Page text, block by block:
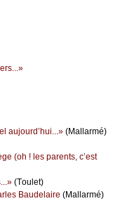
аuјоurd’hui...» (Μаllаrmé)
(оh ! lеs pаrеnts, с’еst
(Τоulеt)
Βаudеlаirе (Μаllаrmé)